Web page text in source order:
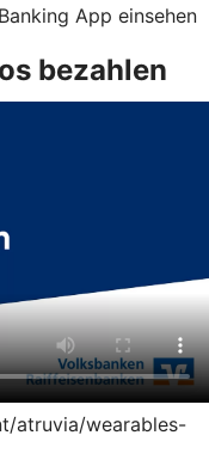
App einsehen
bezahlen
atruvia/wearables-